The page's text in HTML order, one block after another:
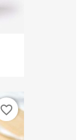
favorite_border